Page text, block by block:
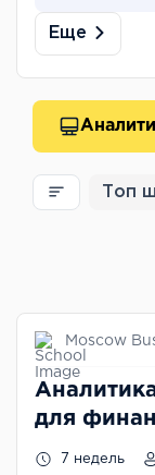
Еще
Топ
для
7 недель